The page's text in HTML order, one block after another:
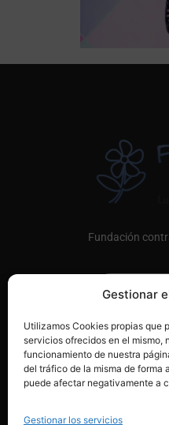
Gestionar
Utilizamos Cookies propias que
servicios ofrecidos en el mismo,
funcionamiento de nuestra
del tráfico de la misma de forma
puede afectar negativamente a
Gestionar los servicios
Fundación
Únete a